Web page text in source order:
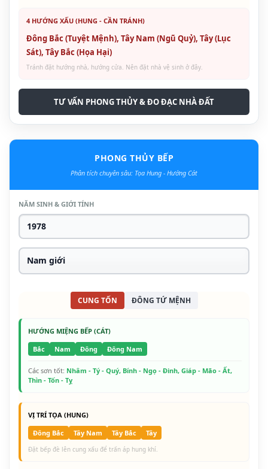
4 HƯỚNG XẤU (HUNG - CẦN TRÁNH)
Đông Bắc (Tuyệt Mệnh), Tây Nam (Ngũ Quỷ), Tây (Lục
Sát), Tây Bắc (Họa Hại)
Tránh đặt hướng nhà, hướng cửa. Nên đặt nhà vệ sinh ở đây.
TƯ VẤN PHONG THỦY & ĐO ĐẠC NHÀ ĐẤT
PHONG THỦY BẾP
Phân tích chuyên sâu: Tọa Hung - Hướng Cát
NĂM SINH & GIỚI TÍNH
CUNG TỐN ĐÔNG TỨ MỆNH
HƯỚNG MIỆNG BẾP (CÁT)
Bắc
Nam Đông Đông Nam
Các sơn tốt: Nhâm - Tý - Quý, Bính - Ngọ - Đinh, Giáp - Mão - Ất,
Thìn - Tốn - Tỵ
VỊ TRÍ TỌA (HUNG)
Đông Bắc
Tây Nam Tây Bắc Tây
Đặt bếp đè lên cung xấu để trấn áp hung khí.